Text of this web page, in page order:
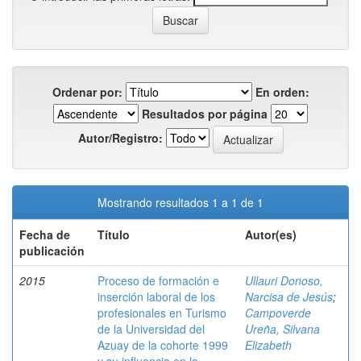
Ordenar por:
En orden:
Resultados por página
Autor/Registro:
Mostrando resultados 1 a 1 de 1
Fecha de
publicación
Título Autor(es)
2015
Proceso de formación e
inserción laboral de los
profesionales en Turismo
de la Universidad del
Azuay de la cohorte 1999
Ullauri Donoso,
Narcisa de Jesús;
Campoverde
Ureña, Silvana
Elizabeth